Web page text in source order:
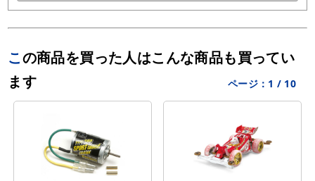
この商品を買った人はこんな商品も買ってい
ます
ページ： 1 / 10